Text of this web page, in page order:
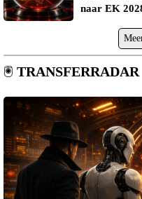
naar EK
🖲️ TRANSFERRADAR